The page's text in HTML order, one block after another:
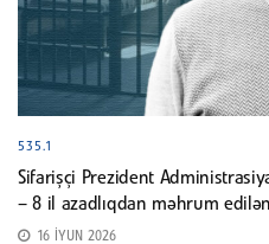
535.1
Sifarişçi Prezident
– 8 il azadlıqdan məhrum
16 İYUN 2026